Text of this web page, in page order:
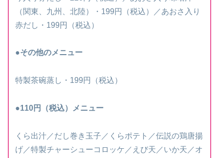
（関東、九州、北陸）・199円（税込）／あおさ入り
赤だし・199円（税込）
●その他のメニュー
特製茶碗蒸し・199円（税込）
●110円 （税込） メニュー
くら出汁／だし巻き玉子／くらポテト／伝説の鶏唐揚
げ／特製チャーシューコロッケ／えび天／いか天／オ